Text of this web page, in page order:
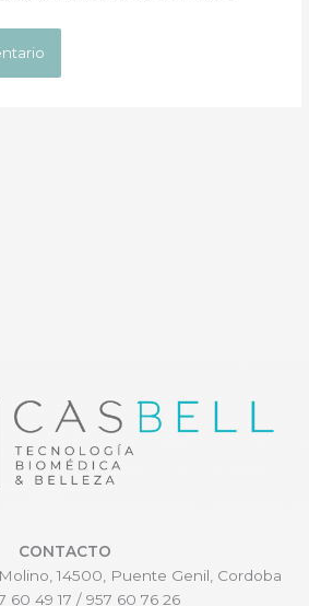
CONTACTO
14500, Puente Genil, Cordoba
60 49 17 / 957 60 76 26